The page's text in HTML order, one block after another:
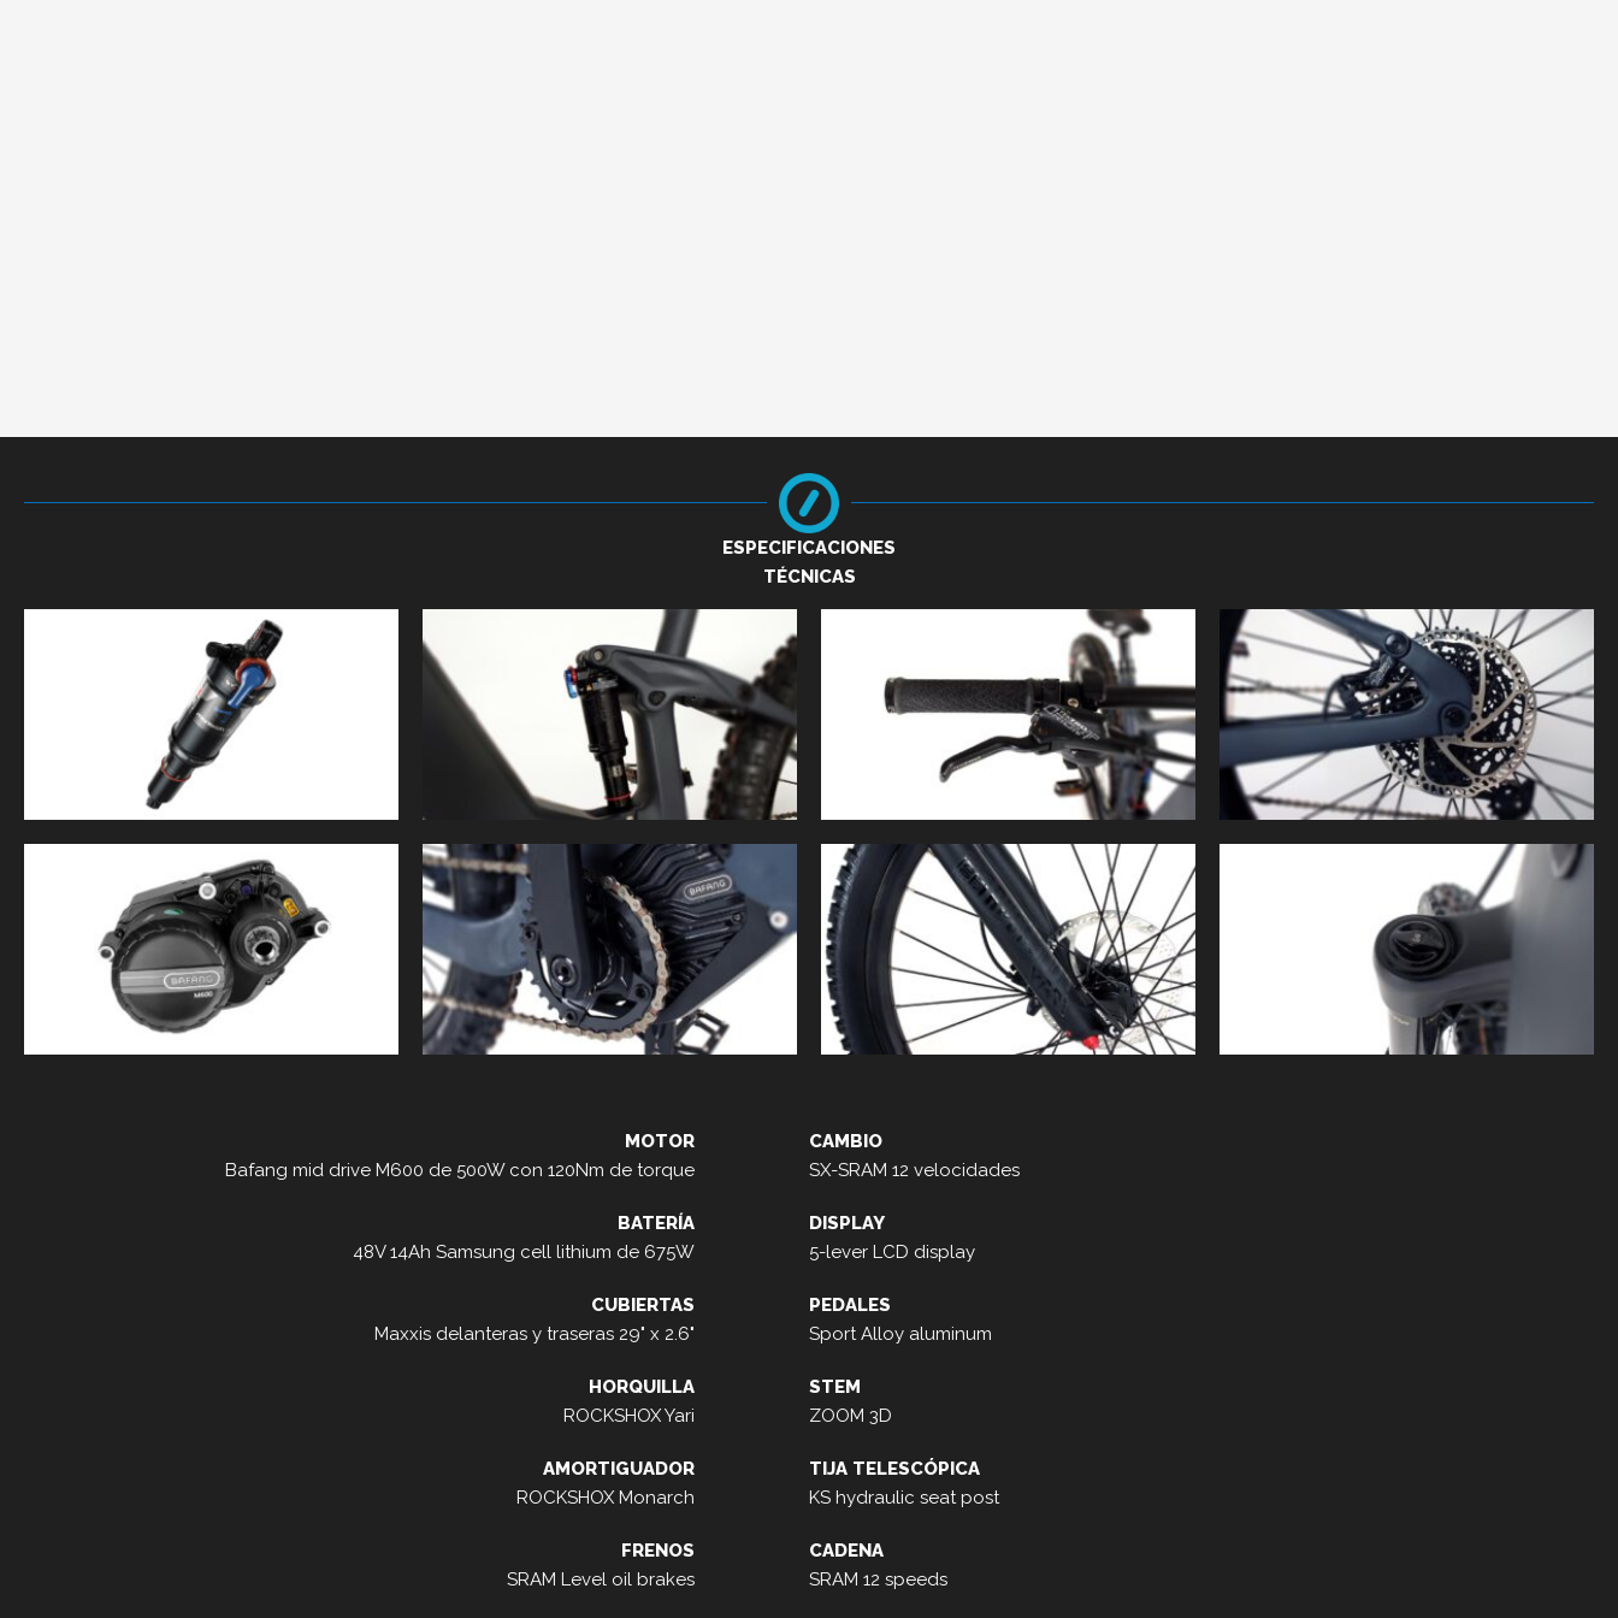
ESPECIFICACIONES
TÉCNICAS
MOTOR
Bafang mid drive M600 de 500W con 120Nm de torque
BATERÍA
48V 14Ah Samsung cell lithium de 675W
CUBIERTAS
Maxxis delanteras y traseras 29" x 2.6"
HORQUILLA
ROCKSHOX Yari
AMORTIGUADOR
ROCKSHOX Monarch
FRENOS
SRAM Level oil brakes
CAMBIO
SX-SRAM 12 velocidades
DISPLAY
5-lever LCD display
PEDALES
Sport Alloy aluminum
STEM
ZOOM 3D
TIJA TELESCÓPICA
KS hydraulic seat post
CADENA
SRAM 12 speeds